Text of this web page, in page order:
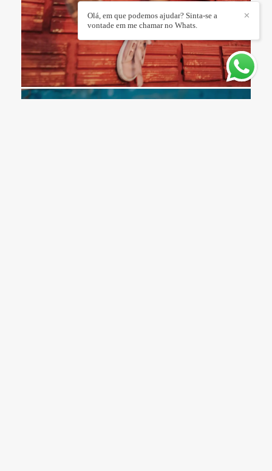
✕
Olá, em que podemos ajudar? Sinta-se a
vontade em me chamar no Whats.